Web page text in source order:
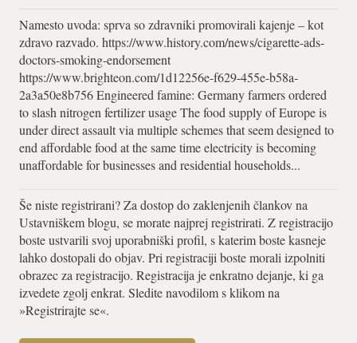
Namesto uvoda: sprva so zdravniki promovirali kajenje – kot
zdravo razvado. https://www.history.com/news/cigarette-ads-
doctors-smoking-endorsement
https://www.brighteon.com/1d12256e-f629-455e-b58a-
2a3a50e8b756 Engineered famine: Germany farmers ordered
to slash nitrogen fertilizer usage The food supply of Europe is
under direct assault via multiple schemes that seem designed to
end affordable food at the same time electricity is becoming
unaffordable for businesses and residential households...
Še niste registrirani? Za dostop do zaklenjenih člankov na
Ustavniškem blogu, se morate najprej registrirati. Z registracijo
boste ustvarili svoj uporabniški profil, s katerim boste kasneje
lahko dostopali do objav. Pri registraciji boste morali izpolniti
obrazec za registracijo. Registracija je enkratno dejanje, ki ga
izvedete zgolj enkrat. Sledite navodilom s klikom na
»Registrirajte se«.